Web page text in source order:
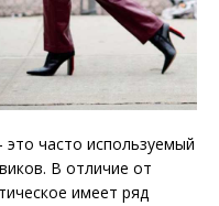
часто используемый
В отличие от
имеет ряд